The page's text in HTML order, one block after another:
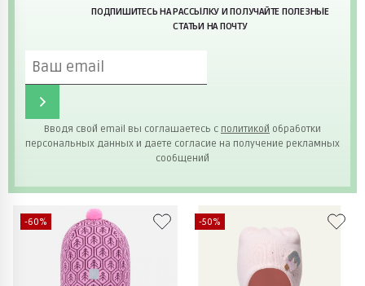
ПОДПИШИТЕСЬ НА РАССЫЛКУ И ПОЛУЧАЙТЕ ПОЛЕЗНЫЕ
СТАТЬИ НА ПОЧТУ
Вводя свой email вы соглашаетесь с политикой обработки
персональных данных и даете согласие на получение рекламных
сообщений
-60% -50%